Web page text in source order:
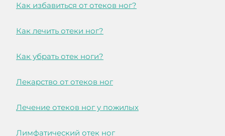
Как избавиться от отеков ног?
Как лечить отеки ног?
Как убрать отек ноги?
Лекарство от отеков ног
Лечение отеков ног у пожилых
Лимфатический отек ног